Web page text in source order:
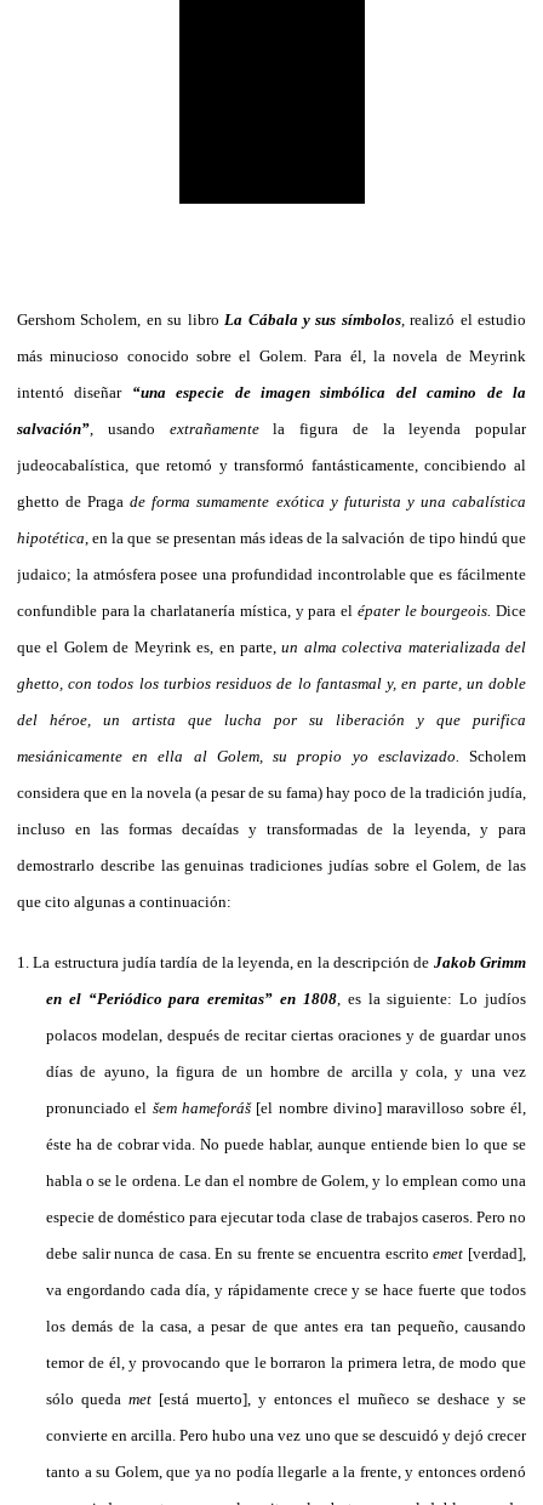
Gershom Scholem, en su libroLa Cábala y sus símbolos, realizó el estudio
más minucioso conocido sobre el Golem. Para él, la novela de Meyrink
intentó diseñar “una especie de imagen simbólica del camino de la
salvación”, usando extrañamentela figura de la leyenda popular
judeocabalística, que retomó y transformó fantásticamente, concibiendo al
ghetto de Pragade forma sumamente exótica y futurista y una cabalística
hipotética, en la que se presentan más ideas de la salvación de tipo hindú que
judaico; la atmósfera posee una profundidad incontrolable que es fácilmente
confundible para la charlatanería mística, y para el épater le bourgeois. Dice
que el Golem de Meyrink es, en parte,un alma colectiva materializada del
ghetto, con todos los turbios residuos de lo fantasmal y, en parte, un doble
del héroe, un artista que lucha por su liberación y que purifica
mesiánicamente en ella al Golem, su propio yo esclavizado. Scholem
considera que en la novela (a pesar de su fama) hay poco de la tradición judía,
incluso en las formas decaídas y transformadas de la leyenda, y para
demostrarlo describe las genuinas tradiciones judías sobre el Golem, de las
que cito algunas a continuación:
1. La estructura judía tardía de la leyenda, en la descripción de Jakob Grimm
en el “Periódico para eremitas” en 1808, es la siguiente: Lo judíos
polacos modelan, después de recitar ciertas oraciones y de guardar unos
días de ayuno, la figura de un hombre de arcilla y cola, y una vez
pronunciado el šem hameforáš[el nombre divino] maravilloso sobre él,
éste ha de cobrar vida. No puede hablar, aunque entiende bien lo que se
habla o se le ordena. Le dan el nombre de Golem, y lo emplean como una
especie de doméstico para ejecutar toda clase de trabajos caseros. Pero no
debe salir nunca de casa. En su frente se encuentra escritoemet [verdad],
va engordando cada día, y rápidamente crece y se hace fuerte que todos
los demás de la casa, a pesar de que antes era tan pequeño, causando
temor de él, y provocando que le borraron la primera letra, de modo que
sólo queda met[está muerto], y entonces el muñeco se deshace y se
convierte en arcilla. Pero hubo una vez uno que se descuidó y dejó crecer
tanto a su Golem, que ya no podía llegarle a la frente, y entonces ordenó